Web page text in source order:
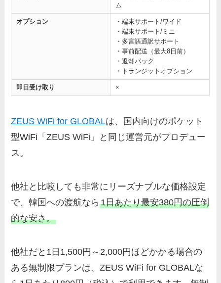
ム
オプション
・端末サポート/ワイド
・端末サポート/ミニ
・多言語通訳サポート
・事前配送（最大8日前）
・返却パック
・トランジットオプション
即日受け取り ×
ZEUS WiFi for GLOBALは、国内向けのポケット
型WiFi「ZEUS WiFi」と同じ運営元がプロデュー
ス。
他社と比較しても非常にリーズナブルな価格設定
で、韓国への渡航なら1日あたり最安380円の圧倒
的な安さ。
他社だと1日1,500円～2,000円ほどかかる場合の
ある無制限プランは、ZEUS WiFi for GLOBALな